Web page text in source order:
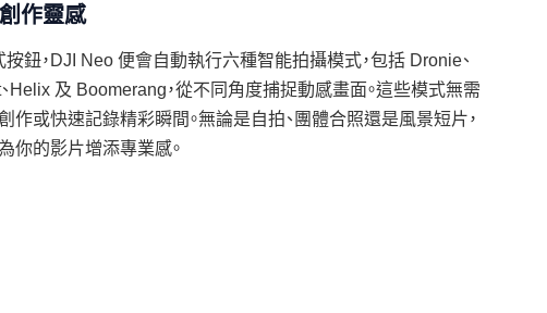
作靈感
鈕，DJI Neo 便會自動執行六種智能拍攝模式，包括 Dronie、
Helix 及 Boomerang，從不同角度捕捉動感畫面。這些模式無需
作或快速記錄精彩瞬間。無論是自拍、團體合照還是風景短片，
你的影片增添專業感。